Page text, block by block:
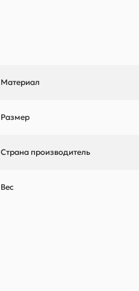
Материал
Размер
Страна производитель
Вес